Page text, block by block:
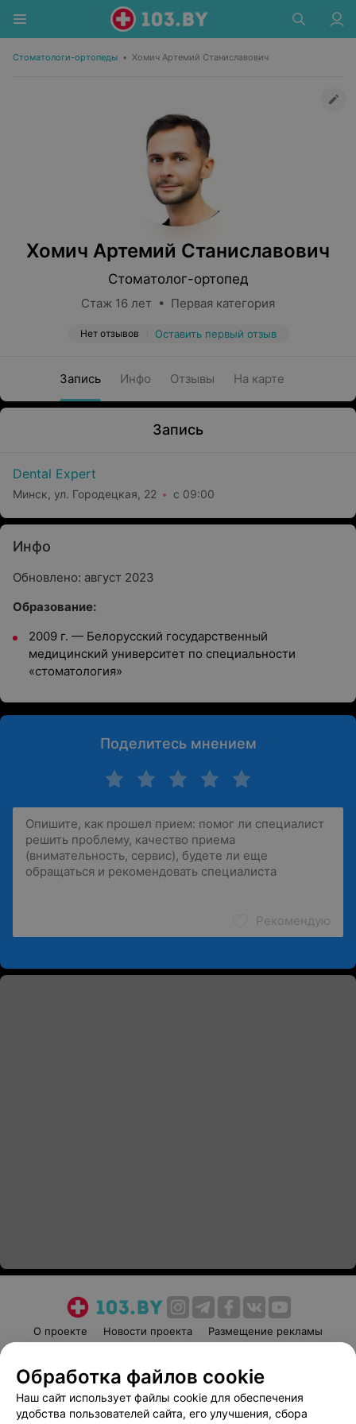
Стоматологи-ортопеды • Хомич Артемий Станиславович
Хомич Артемий Станиславович
Стоматолог-ортопед
Стаж 16 лет • Первая категория
Нет отзывов Оставить первый отзыв
Запись Инфо Отзывы На карте
Запись
Dental Expert
Минск, ул. Городецкая, 22 с 09:00
Инфо
Обновлено: август 2023
Образование:
2009 г. — Белорусский государственный
медицинский университет по специальности
«стоматология»
Поделитесь мнением
Рекомендую
О проекте Новости проекта
Размещение рекламы
Пользовательское соглашение
Способы оплаты
Вакансии
Партнеры
Написать руководителю 103.by
Обработка файлов cookie
Наш сайт использует файлы cookie для обеспечения
удобства пользователей сайта, его улучшения, сбора